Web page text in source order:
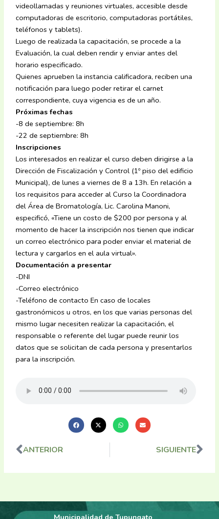
videollamadas y reuniones virtuales, accesible desde
computadoras de escritorio, computadoras portátiles,
teléfonos y tablets).
Luego de realizada la capacitación, se procede a la
Evaluación, la cual deben rendir y enviar antes del
horario especificado.
Quienes aprueben la instancia calificadora, reciben una
notificación para luego poder retirar el carnet
correspondiente, cuya vigencia es de un año.
Próximas fechas
-8 de septiembre: 8h
-22 de septiembre: 8h
Inscripciones
Los interesados en realizar el curso deben dirigirse a la
Dirección de Fiscalización y Control (1º piso del edificio
Municipal), de lunes a viernes de 8 a 13h. En relación a
los requisitos para acceder al Curso la Coordinadora
del Área de Bromatología, Lic. Carolina Manoni,
especificó, «Tiene un costo de $200 por persona y al
momento de hacer la inscripción nos tienen que indicar
un correo electrónico para poder enviar el material de
lectura y cargarlos en el aula virtual».
Documentación a presentar
-DNI
-Correo electrónico
-Teléfono de contacto En caso de locales
gastronómicos u otros, en los que varias personas del
mismo lugar necesiten realizar la capacitación, el
responsable o referente del lugar puede reunir los
datos que se solicitan de cada persona y presentarlos
para la inscripción.
Ant
ANTERIOR SIGUIENTE